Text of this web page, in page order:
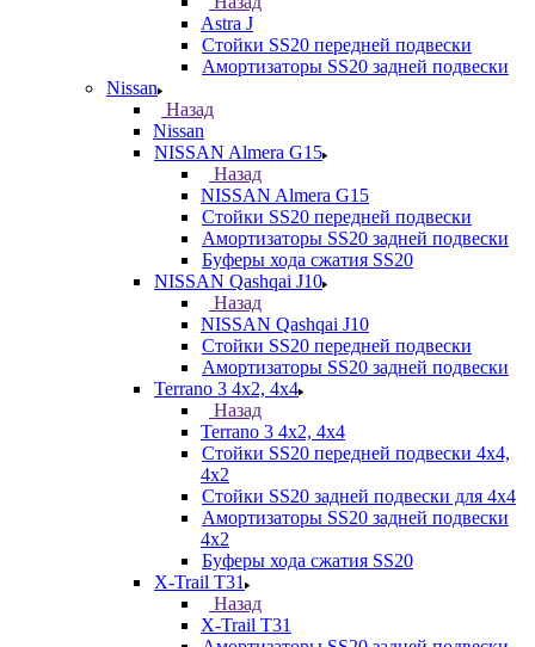
Astra J
Стойки SS20 передней подвески
Амортизаторы SS20 задней подвески
Nissan
Назад
Nissan
NISSAN Almera G15
Назад
NISSAN Almera G15
Стойки SS20 передней подвески
Амортизаторы SS20 задней подвески
Буферы хода сжатия SS20
NISSAN Qashqai J10
Назад
NISSAN Qashqai J10
Стойки SS20 передней подвески
Амортизаторы SS20 задней подвески
Terrano 3 4х2, 4х4
Назад
Terrano 3 4х2, 4х4
Стойки SS20 передней подвески 4х4,
4x2
Стойки SS20 задней подвески для 4х4
Амортизаторы SS20 задней подвески
4х2
Буферы хода сжатия SS20
X-Trail T31
Назад
X-Trail T31